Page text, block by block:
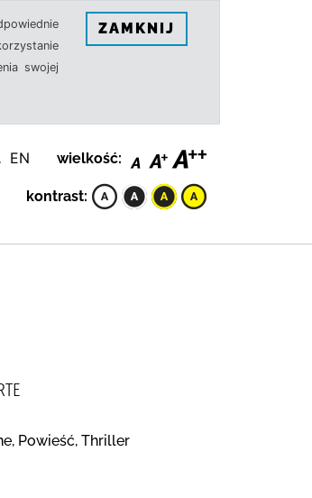
swojej
ZAMKNIJ
EN wielkość:
kontrast:
Powieść, Thriller